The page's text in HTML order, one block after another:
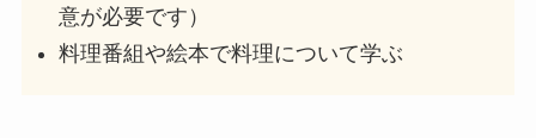
意が必要です）
料理番組や絵本で料理について学ぶ